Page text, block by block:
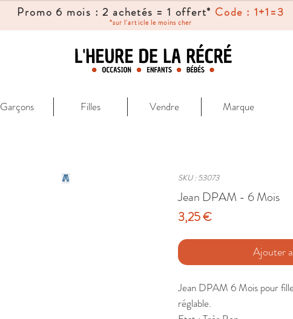
Promo 6 mois : 2 achetés = 1 offert* Code : 1+1=3
*sur l'article le moins cher
Garçons Filles Vendre Marque
SKU : 53073
Jean DPAM - 6 Mois
3,25 €Prix
Ajouter
Jean DPAM 6 Mois pour
réglable.